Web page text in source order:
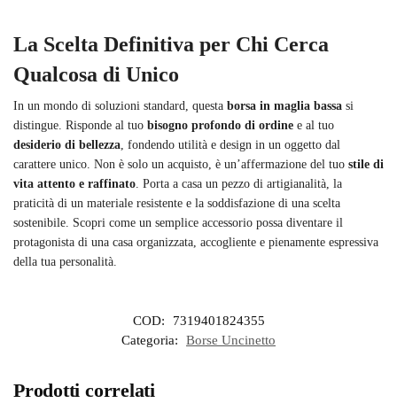
La Scelta Definitiva per Chi Cerca
Qualcosa di Unico
In un mondo di soluzioni standard, questa borsa in maglia bassa si
distingue. Risponde al tuo bisogno profondo di ordine e al tuo
desiderio di bellezza, fondendo utilità e design in un oggetto dal
carattere unico. Non è solo un acquisto, è un’affermazione del tuo stile di
vita attento e raffinato. Porta a casa un pezzo di artigianalità, la
praticità di un materiale resistente e la soddisfazione di una scelta
sostenibile. Scopri come un semplice accessorio possa diventare il
protagonista di una casa organizzata, accogliente e pienamente espressiva
della tua personalità.
COD:
7319401824355
Categoria:
Borse Uncinetto
Prodotti correlati